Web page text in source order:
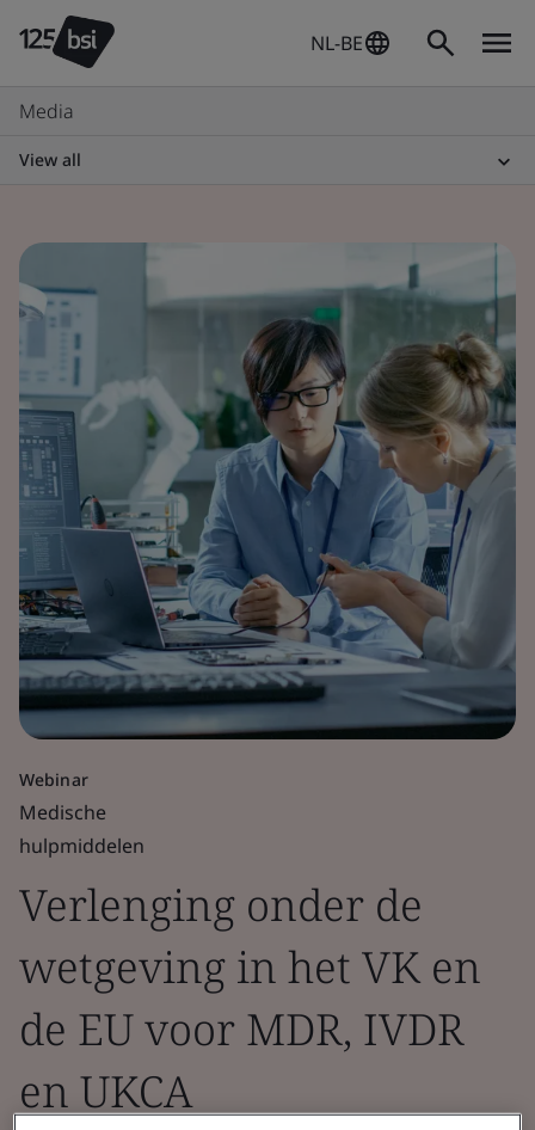
NL-BE
Media
View all
Webinar
Medische
hulpmiddelen
Verlenging onder de
wetgeving in het VK en
de EU voor MDR, IVDR
en UKCA